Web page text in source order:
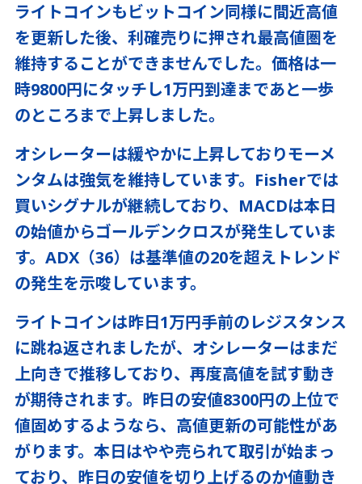
ライトコインもビットコイン同様に間近高値
を更新した後、利確売りに押され最高値圏を
維持することができませんでした。価格は一
時9800円にタッチし1万円到達まであと一歩
のところまで上昇しました。
オシレーターは緩やかに上昇しておりモーメ
ンタムは強気を維持しています。Fisherでは
買いシグナルが継続しており、MACDは本日
の始値からゴールデンクロスが発生していま
す。ADX（36）は基準値の20を超えトレンド
の発生を示唆しています。
ライトコインは昨日1万円手前のレジスタンス
に跳ね返されましたが、オシレーターはまだ
上向きで推移しており、再度高値を試す動き
が期待されます。昨日の安値8300円の上位で
値固めするようなら、高値更新の可能性があ
がります。本日はやや売られて取引が始まっ
ており、昨日の安値を切り上げるのか値動き